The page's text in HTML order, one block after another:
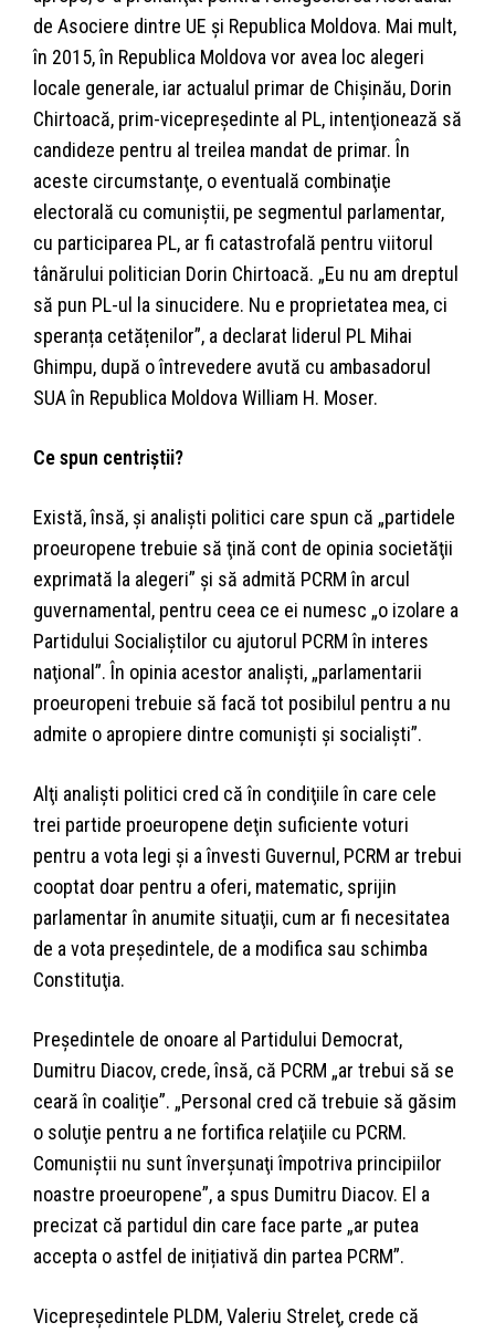
de Asociere dintre UE şi Republica Moldova. Mai mult,
în 2015, în Republica Moldova vor avea loc alegeri
locale generale, iar actualul primar de Chişinău, Dorin
Chirtoacă, prim-vicepreşedinte al PL, intenţionează să
candideze pentru al treilea mandat de primar. În
aceste circumstanţe, o eventuală combinaţie
electorală cu comuniştii, pe segmentul parlamentar,
cu participarea PL, ar fi catastrofală pentru viitorul
tânărului politician Dorin Chirtoacă. „Eu nu am dreptul
să pun PL-ul la sinucidere. Nu e proprietatea mea, ci
speranța cetățenilor”, a declarat liderul PL Mihai
Ghimpu, după o întrevedere avută cu ambasadorul
SUA în Republica Moldova William H. Moser.
Ce spun centriştii?
Există, însă, şi analişti politici care spun că „partidele
proeuropene trebuie să ţină cont de opinia societăţii
exprimată la alegeri” şi să admită PCRM în arcul
guvernamental, pentru ceea ce ei numesc „o izolare a
Partidului Socialiştilor cu ajutorul PCRM în interes
naţional”. În opinia acestor analişti, „parlamentarii
proeuropeni trebuie să facă tot posibilul pentru a nu
admite o apropiere dintre comunişti şi socialişti”.
Alţi analişti politici cred că în condiţiile în care cele
trei partide proeuropene deţin suficiente voturi
pentru a vota legi şi a învesti Guvernul, PCRM ar trebui
cooptat doar pentru a oferi, matematic, sprijin
parlamentar în anumite situaţii, cum ar fi necesitatea
de a vota preşedintele, de a modifica sau schimba
Constituţia.
Preşedintele de onoare al Partidului Democrat,
Dumitru Diacov, crede, însă, că PCRM „ar trebui să se
ceară în coaliţie”. „Personal cred că trebuie să găsim
o soluţie pentru a ne fortifica relaţiile cu PCRM.
Comuniştii nu sunt înverşunaţi împotriva principiilor
noastre proeuropene”, a spus Dumitru Diacov. El a
precizat că partidul din care face parte „ar putea
accepta o astfel de inițiativă din partea PCRM”.
Vicepreşedintele PLDM, Valeriu Streleţ, crede că